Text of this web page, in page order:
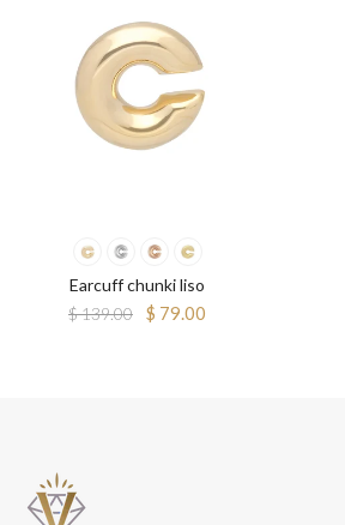
Earcuff chunki liso
$ 139.00
$ 79.00